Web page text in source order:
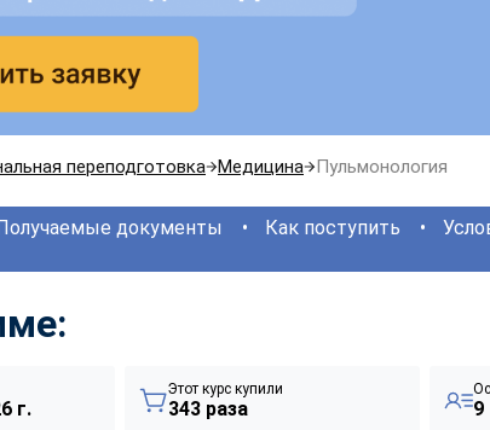
переподготовка Медицина Пульмонология
документы Как поступить
г.
Этот курс купили
343 раза 9